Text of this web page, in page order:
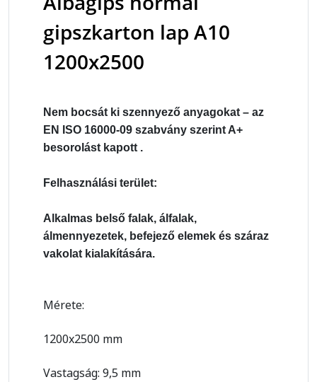
gipszkarton lap A10
1200x2500
Nem bocsát ki szennyező anyagokat – az
EN ISO 16000-09 szabvány szerint A+
besorolást kapott .
Felhasználási terület:
Alkalmas belső falak, álfalak,
álmennyezetek, befejező elemek és száraz
vakolat kialakítására.
Mérete:
1200x2500 mm
Vastagság: 9,5 mm